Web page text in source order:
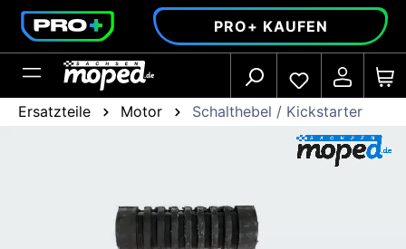
springen PRO+ KAUFEN
Ersatzteile Motor Schalthebel / Kickstarter